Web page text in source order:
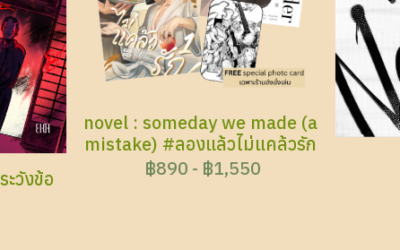
วังข้อ
novel : someday we made (a
mistake) #ลองแล้วไม่แคล้วรัก
฿890 - ฿1,550